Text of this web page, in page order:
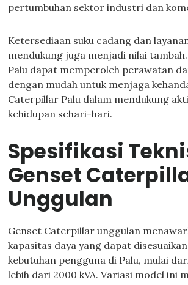
pertumbuhan sektor industri dan
Ketersediaan suku cadang dan
mendukung juga menjadi nilai
Palu dapat memperoleh perawatan
dengan mudah untuk menjaga
Caterpillar Palu dalam mendukung
kehidupan sehari-hari.
Spesifikasi
Genset
Unggulan
Genset Caterpillar unggulan
kapasitas daya yang dapat
kebutuhan pengguna di Palu, mulai
lebih dari 2000 kVA. Variasi model ini